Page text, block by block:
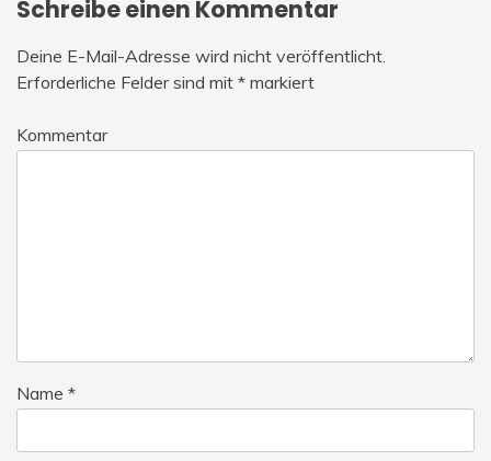
Schreibe einen Kommentar
Deine E-Mail-Adresse wird nicht veröffentlicht.
Erforderliche Felder sind mit * markiert
Kommentar
Name *